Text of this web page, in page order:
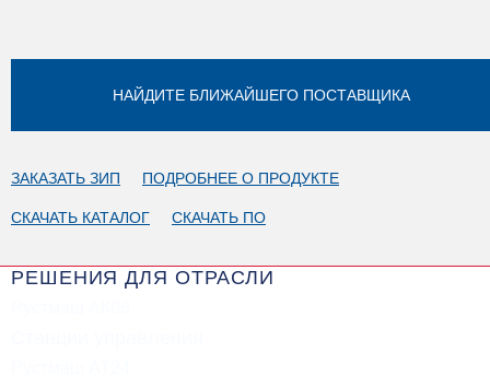
НАЙДИТЕ БЛИЖАЙШЕГО ПОСТАВЩИКА
ЗАКАЗАТЬ ЗИП ПОДРОБНЕЕ О ПРОДУКТЕ
СКАЧАТЬ КАТАЛОГ СКАЧАТЬ ПО
РЕШЕНИЯ ДЛЯ ОТРАСЛИ